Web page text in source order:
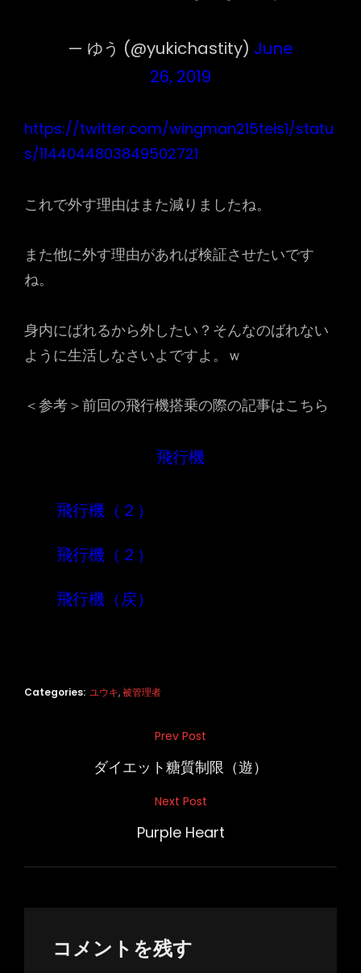
— ゆう (@yukichastity) June
26, 2019
https://twitter.com/wingman215teis1/statu
s/1144044803849502721
これで外す理由はまた減りましたね。
また他に外す理由があれば検証させたいです
ね。
身内にばれるから外したい？そんなのばれない
ように生活しなさいよですよ。ｗ
＜参考＞前回の飛行機搭乗の際の記事はこちら
飛行機
飛行機（２）
飛行機（２）
飛行機（戻）
Categories: ユウキ,被管理者
ー
Prev Post
ダイエット糖質制限（遊）
Next Post
Purple Heart
コメントを残す